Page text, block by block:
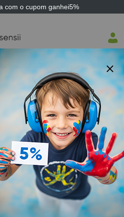
com o cupom ganhei5%
SENSII TECNOLOGIA ASSISTIVA
Exibindo um único resultado